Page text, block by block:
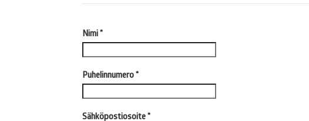
Nimi*
Puhelinnumero*
Sähköpostiosoite*